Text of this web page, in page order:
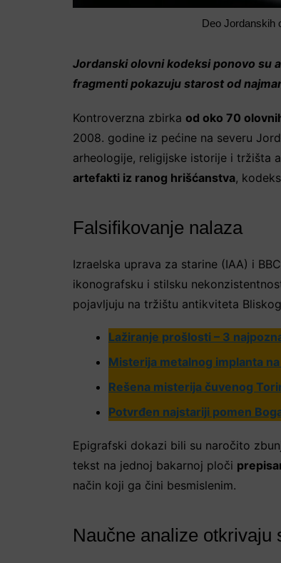
Deo Jordanskih
Jordanski olovni kodeksi ponovo su
fragmenti pokazuju starost od
Kontroverzna zbirka od oko 70
2008. godine iz pećine na severu
arheologije, religijske istorije i tržišta
artefakti iz ranog hrišćanstva,
Falsifikovanje nalaza
Izraelska uprava za starine (IAA) i
ikonografsku i stilsku
pojavljuju na tržištu antikviteta
Lažiranje prošlosti – 3
Misterija metalnog implanta
Rešena misterija čuvenog
Potvrđen najstariji pomen
Epigrafski dokazi bili su naročito
tekst na jednoj bakarnoj ploči
način koji ga čini besmislenim.
Naučne analize otkrivaju